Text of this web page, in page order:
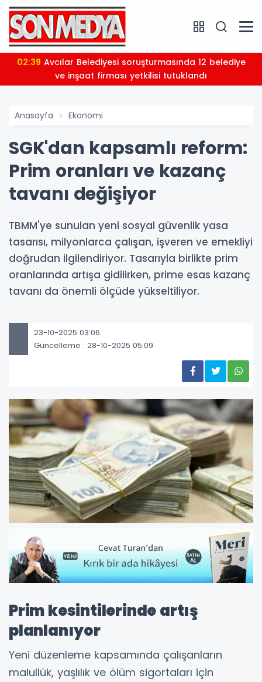
02:39
ve inşaat firması yetkilisi tutuklandı
Anasayfa Ekonomi
SGK'dan kapsamlı reform:
Prim oranları ve kazanç
tavanı değişiyor
TBMM'ye sunulan yeni sosyal güvenlik yasa
tasarısı, milyonlarca çalışan, işveren ve emekliyi
doğrudan ilgilendiriyor. Tasarıyla birlikte prim
oranlarında artışa gidilirken, prime esas kazanç
tavanı da önemli ölçüde yükseltiliyor.
23-10-2025 03:06
Güncelleme : 28-10-2025 05:09
Prim kesintilerinde artış
planlanıyor
Yeni düzenleme kapsamında çalışanların
malullük, yaşlılık ve ölüm sigortaları için